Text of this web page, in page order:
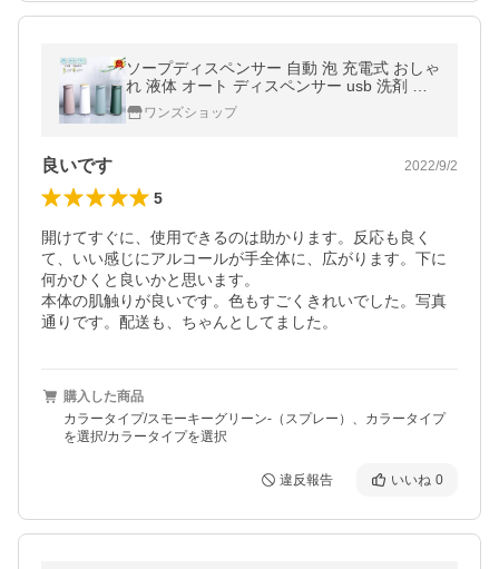
ソープディスペンサー 自動 泡 充電式 おしゃ
れ 液体 オート ディスペンサー usb 洗剤 キ
ッチン 消毒 ジェル ボトル スプレー リキッ
ド 洗面所 玄関
ワンズショップ
良いです 2022/9/2
5
開けてすぐに、使用できるのは助かります。反応も良く
て、いい感じにアルコールが手全体に、広がります。下に
何かひくと良いかと思います。
本体の肌触りが良いです。色もすごくきれいでした。写真
通りです。配送も、ちゃんとしてました。
購入した商品
カラータイプ/スモーキーグリーン-（スプレー）、カラータイプ
を選択/カラータイプを選択
違反報告 いいね 0